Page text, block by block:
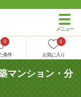
0
条件
0
お気に入り
マンション・分